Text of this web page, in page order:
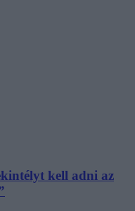
kell adni az